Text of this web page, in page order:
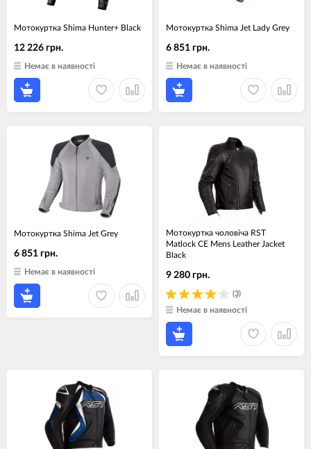
Мотокуртка Shima Hunter+ Black
12 226 грн.
Немає в наявності
Мотокуртка Shima Jet Lady Grey
6 851 грн.
Немає в наявності
Мотокуртка Shima Jet Grey
6 851 грн.
Немає в наявності
Мотокуртка чоловіча RST
Matlock CE Mens Leather Jacket
Black
(3)
9 280 грн.
Немає в наявності